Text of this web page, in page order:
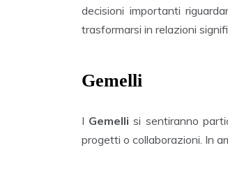
decisioni importanti
trasformarsi in relazioni
Gemelli
I Gemelli si sentiranno
progetti o collaborazioni. In